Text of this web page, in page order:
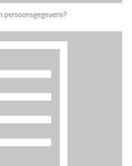
persoonsgegevens?